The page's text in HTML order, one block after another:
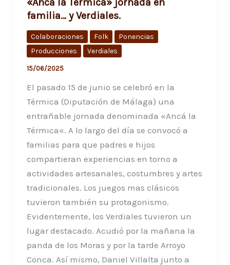
familia… y Verdiales.
Colaboraciones Folk
Ponencias
Producciones
Verdiales
15/06/2025
El pasado 15 de junio se celebró en la
Térmica (Diputación de Málaga) una
entrañable jornada denominada «Ancá la
Térmica«. A lo largo del día se convocó a
familias para que padres e hijos
compartieran experiencias en torno a
actividades artesanales, costumbres y artes
tradicionales. Los juegos mas clásicos
tuvieron también su protagonismo.
Evidentemente, los Verdiales tuvieron un
lugar destacado. Acudió por la mañana la
panda de los Moras y por la tarde Arroyo
Conca. Así mismo, Daniel Villalta junto a